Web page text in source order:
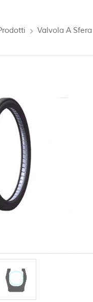
Valvola A